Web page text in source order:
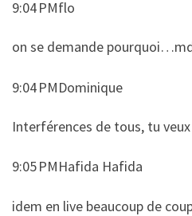
9:04 PMflo
​​on se demande
9:04 PMDominique
​​Interférences de tous, tu
9:05 PMHafida Hafida
​​idem en live beaucoup de